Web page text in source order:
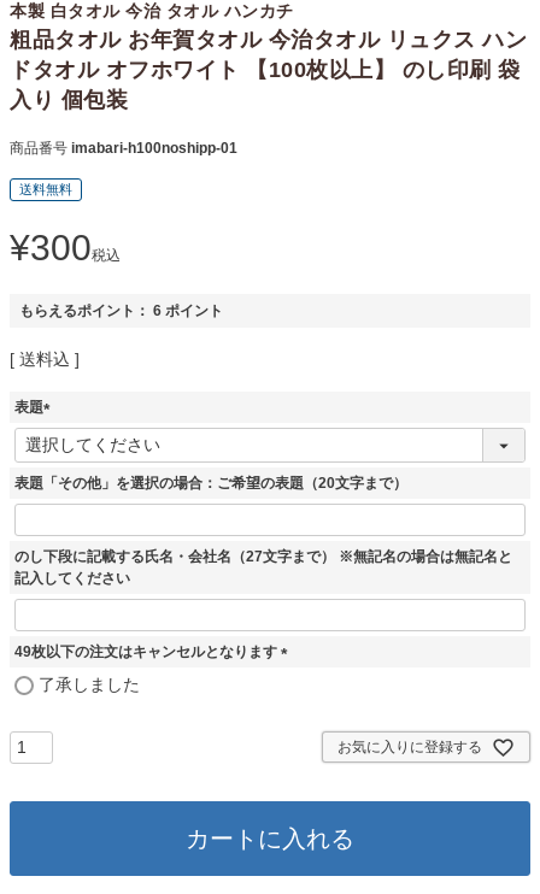
本製 白タオル 今治 タオル ハンカチ
粗品タオル お年賀タオル 今治タオル リュクス ハン
ドタオル オフホワイト 【100枚以上】 のし印刷 袋
入り 個包装
商品番号 imabari-h100noshipp-01
送料無料
¥300税込
もらえるポイント： 6 ポイント
送料込
表題
(
必
須
表題「その他」を選択の場合：ご希望の表題（20文字まで）
のし下段に記載する氏名・会社名（27文字まで） ※無記名の場合は無記名と
記入してください
49枚以下の注文はキャンセルとなります
了承しました
お気に入りに登録する
カートに入れる